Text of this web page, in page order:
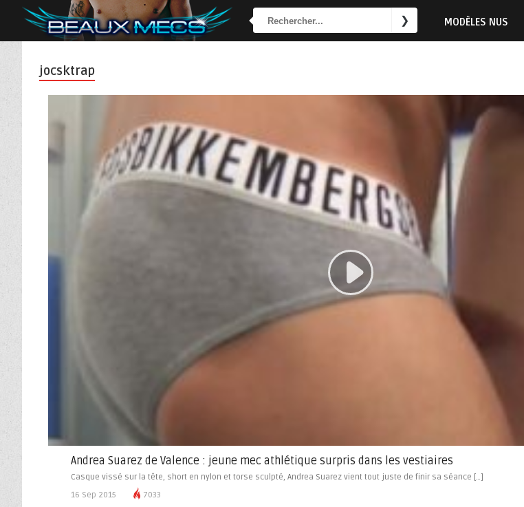
MODÈLES NUS
jocsktrap
Andrea Suarez de Valence : jeune mec athlétique surpris dans les vestiaires
Casque vissé sur la tête, short en nylon et torse sculpté, Andrea Suarez vient tout juste de finir sa séance […]
16 Sep 2015
7033